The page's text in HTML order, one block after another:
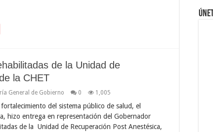
de la Unidad de
la CHET
General de Gobierno 0 1,005
del sistema público de salud, el
hizo entrega en representación del Gobernador
de la Unidad de Recuperación Post Anestésica,